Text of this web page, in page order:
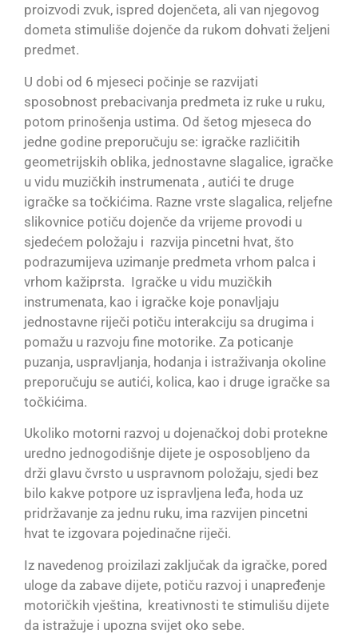
proizvodi zvuk, ispred dojenčeta, ali van njegovog
dometa stimuliše dojenče da rukom dohvati željeni
predmet.
U dobi od 6 mjeseci počinje se razvijati
sposobnost prebacivanja predmeta iz ruke u ruku,
potom prinošenja ustima. Od šetog mjeseca do
jedne godine preporučuju se: igračke različitih
geometrijskih oblika, jednostavne slagalice, igračke
u vidu muzičkih instrumenata , autići te druge
igračke sa točkićima. Razne vrste slagalica, reljefne
slikovnice potiču dojenče da vrijeme provodi u
sjedećem položaju i razvija pincetni hvat, što
podrazumijeva uzimanje predmeta vrhom palca i
vrhom kažiprsta. Igračke u vidu muzičkih
instrumenata, kao i igračke koje ponavljaju
jednostavne riječi potiču interakciju sa drugima i
pomažu u razvoju fine motorike. Za poticanje
puzanja, uspravljanja, hodanja i istraživanja okoline
preporučuju se autići, kolica, kao i druge igračke sa
točkićima.
Ukoliko motorni razvoj u dojenačkoj dobi protekne
uredno jednogodišnje dijete je osposobljeno da
drži glavu čvrsto u uspravnom položaju, sjedi bez
bilo kakve potpore uz ispravljena leđa, hoda uz
pridržavanje za jednu ruku, ima razvijen pincetni
hvat te izgovara pojedinačne riječi.
Iz navedenog proizilazi zaključak da igračke, pored
uloge da zabave dijete, potiču razvoj i unapređenje
motoričkih vještina, kreativnosti te stimulišu dijete
da istražuje i upozna svijet oko sebe.